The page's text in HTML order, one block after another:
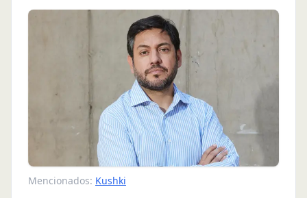
Mencionados: Kushki